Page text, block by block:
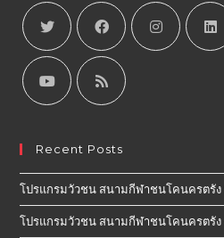
Recent Posts
โปรแกรมวัวชน สนามกีฬาชนโคนครตรัง
โปรแกรมวัวชน สนามกีฬาชนโคนครตรัง